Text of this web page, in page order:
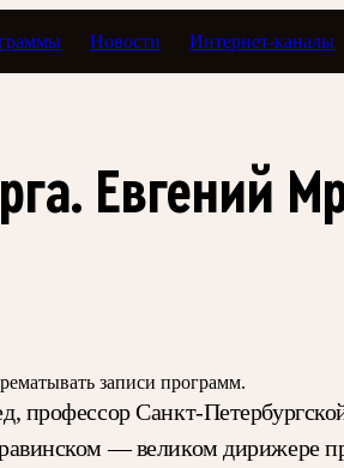
Новости Интернет-каналы
Евгений
записи программ.
Санкт-
— великом дирижере